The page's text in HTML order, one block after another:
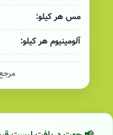
مس هر کیلو:
آلومینیوم هر کیلو: